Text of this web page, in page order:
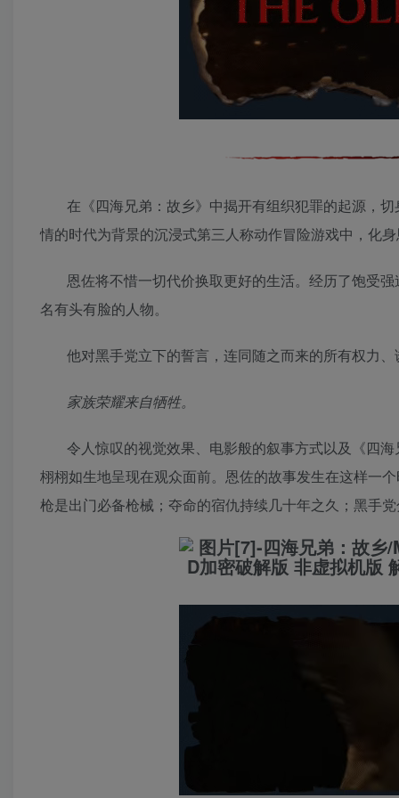
在《四海兄弟：故乡》中揭开有组织犯罪的起源，
情的时代为背景的沉浸式第三人称动作冒险游戏中，化
恩佐将不惜一切代价换取更好的生活。经历了饱受
名有头有脸的人物。
他对黑手党立下的誓言，连同随之而来的所有权力
家族荣耀来自牺牲。
令人惊叹的视觉效果、电影般的叙事方式以及《四
栩栩如生地呈现在观众面前。恩佐的故事发生在这样一
枪是出门必备枪械；夺命的宿仇持续几十年之久；黑手